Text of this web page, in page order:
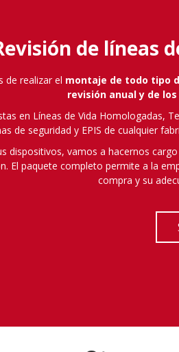
de líneas
de realizar el montaje de todo tipo
revisión anual y de los
en Líneas de Vida Homologadas,
de seguridad y EPIS de cualquier
dispositivos, vamos a hacernos
El paquete completo permite a la
compra y su